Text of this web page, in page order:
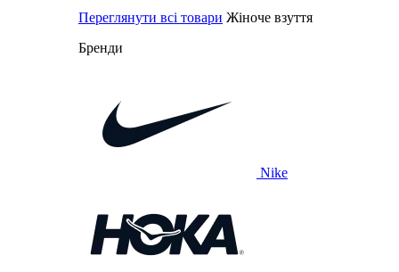
Переглянути всі товари Жіноче взуття
Бренди
Nike